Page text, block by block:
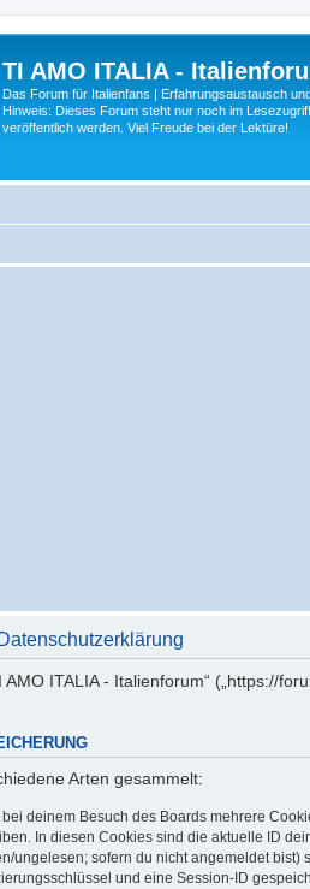
TI AMO ITALIA -
Das Forum für Italienfans | Erfahrungsaustausch
Hinweis: Dieses Forum steht nur noch im
veröffentlich werden. Viel Freude bei der Lektüre!
ITALIA - Italienforum“ („https://
Arten gesammelt:
deinem Besuch des Boards mehrere
In diesen Cookies sind die aktuelle ID
ungelesen; sofern du nicht angemeldet
und eine Session-ID